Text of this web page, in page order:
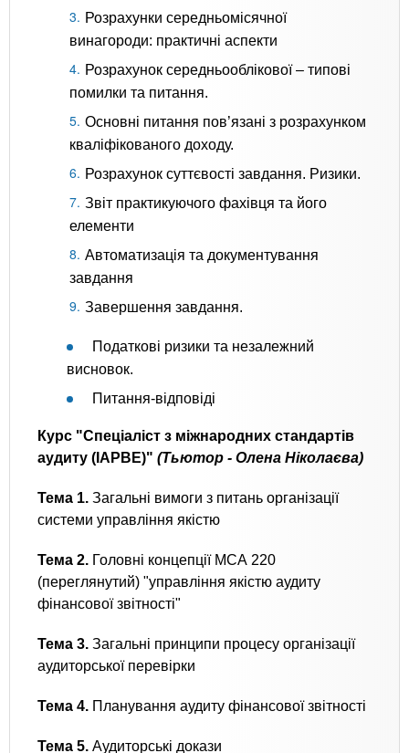
Розрахунки середньомісячної
винагороди: практичні аспекти
Розрахунок середньооблікової – типові
помилки та питання.
Основні питання пов’язані з розрахунком
кваліфікованого доходу.
Розрахунок суттєвості завдання. Ризики.
Звіт практикуючого фахівця та його
елементи
Автоматизація та документування
завдання
Завершення завдання.
Податкові ризики та незалежний
висновок.
Питання-відповіді
Курс "Спеціаліст з міжнародних стандартів
аудиту (IAPBE)" (Тьютор - Олена Ніколаєва)
Тема 1. Загальні вимоги з питань організації
системи управління якістю
Тема 2. Головні концепції МСА 220
(переглянутий) "управління якістю аудиту
фінансової звітності"
Тема 3. Загальні принципи процесу організації
аудиторської перевірки
Тема 4. Планування аудиту фінансової звітності
Тема 5. Аудиторські докази